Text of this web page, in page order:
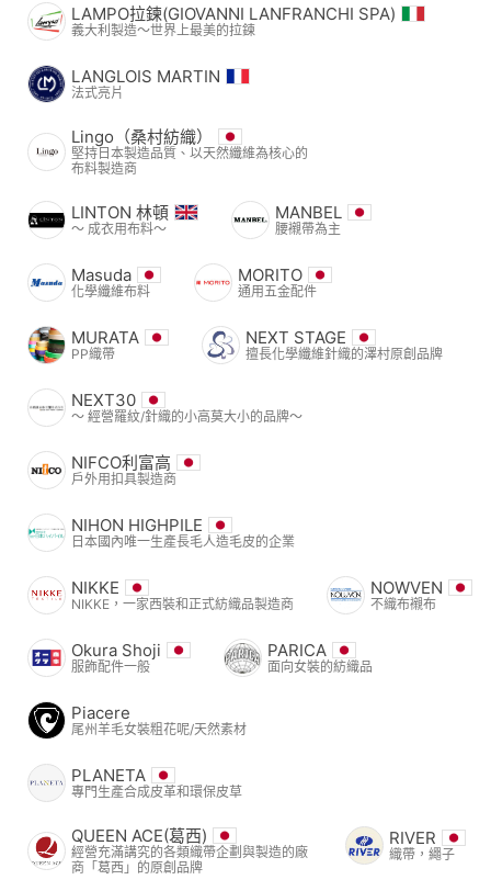
LAMPO拉鍊(GIOVANNI LANFRANCHI SPA)
義大利製造～世界上最美的拉鍊
LANGLOIS MARTIN
法式亮片
Lingo（桑村紡織）
堅持日本製造品質、以天然纖維為核心的
布料製造商
LINTON 林頓
〜 成衣用布料〜
MANBEL
腰襯帶為主
Masuda
化學纖維布料
MORITO
通用五金配件
MURATA
PP織帶
NEXT STAGE
擅長化學纖維針織的澤村原創品牌
NEXT30
〜 經營羅紋/針織的小高莫大小的品牌〜
NIFCO利富高
戶外用扣具製造商
NIHON HIGHPILE
日本國內唯一生產長毛人造毛皮的企業
NIKKE
NIKKE，一家西裝和正式紡織品製造商
NOWVEN
不織布襯布
Okura Shoji
服飾配件一般
PARICA
面向女裝的紡織品
Piacere
尾州羊毛女裝粗花呢/天然素材
PLANETA
專門生產合成皮革和環保皮草
QUEEN ACE(葛西)
經營充滿講究的各類織帶企劃與製造的廠
商「葛西」的原創品牌
RIVER
織帶，繩子